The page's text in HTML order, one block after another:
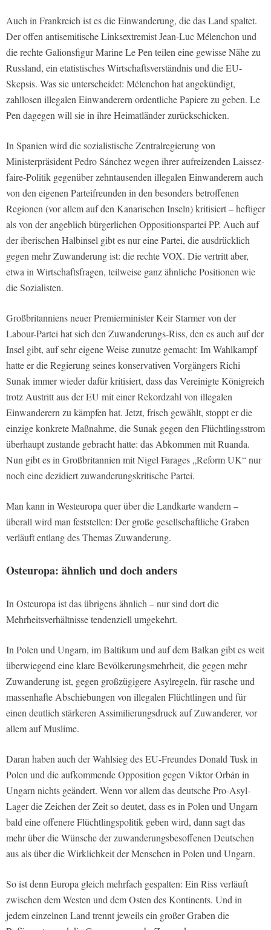
Auch in Frankreich ist es die Einwanderung, die das Land spaltet.
Der offen antisemitische Linksextremist Jean-Luc Mélenchon und
die rechte Galionsfigur Marine Le Pen teilen eine gewisse Nähe zu
Russland, ein etatistisches Wirtschaftsverständnis und die EU-
Skepsis. Was sie unterscheidet: Mélenchon hat angekündigt,
zahllosen illegalen Einwanderern ordentliche Papiere zu geben. Le
Pen dagegen will sie in ihre Heimatländer zurückschicken.
In Spanien wird die sozialistische Zentralregierung von
Ministerpräsident Pedro Sánchez wegen ihrer aufreizenden Laissez-
faire-Politik gegenüber zehntausenden illegalen Einwanderern auch
von den eigenen Parteifreunden in den besonders betroffenen
Regionen (vor allem auf den Kanarischen Inseln) kritisiert – heftiger
als von der angeblich bürgerlichen Oppositionspartei PP. Auch auf
der iberischen Halbinsel gibt es nur eine Partei, die ausdrücklich
gegen mehr Zuwanderung ist: die rechte VOX. Die vertritt aber,
etwa in Wirtschaftsfragen, teilweise ganz ähnliche Positionen wie
die Sozialisten.
Großbritanniens neuer Premierminister Keir Starmer von der
Labour-Partei hat sich den Zuwanderungs-Riss, den es auch auf der
Insel gibt, auf sehr eigene Weise zunutze gemacht: Im Wahlkampf
hatte er die Regierung seines konservativen Vorgängers Richi
Sunak immer wieder dafür kritisiert, dass das Vereinigte Königreich
trotz Austritt aus der EU mit einer Rekordzahl von illegalen
Einwanderern zu kämpfen hat. Jetzt, frisch gewählt, stoppt er die
einzige konkrete Maßnahme, die Sunak gegen den Flüchtlingsstrom
überhaupt zustande gebracht hatte: das Abkommen mit Ruanda.
Nun gibt es in Großbritannien mit Nigel Farages „Reform UK“ nur
noch eine dezidiert zuwanderungskritische Partei.
Man kann in Westeuropa quer über die Landkarte wandern –
überall wird man feststellen: Der große gesellschaftliche Graben
verläuft entlang des Themas Zuwanderung.
Osteuropa: ähnlich und doch anders
In Osteuropa ist das übrigens ähnlich – nur sind dort die
Mehrheitsverhältnisse tendenziell umgekehrt.
In Polen und Ungarn, im Baltikum und auf dem Balkan gibt es weit
überwiegend eine klare Bevölkerungsmehrheit, die gegen mehr
Zuwanderung ist, gegen großzügigere Asylregeln, für rasche und
massenhafte Abschiebungen von illegalen Flüchtlingen und für
einen deutlich stärkeren Assimilierungsdruck auf Zuwanderer, vor
allem auf Muslime.
Daran haben auch der Wahlsieg des EU-Freundes Donald Tusk in
Polen und die aufkommende Opposition gegen Viktor Orbán in
Ungarn nichts geändert. Wenn vor allem das deutsche Pro-Asyl-
Lager die Zeichen der Zeit so deutet, dass es in Polen und Ungarn
bald eine offenere Flüchtlingspolitik geben wird, dann sagt das
mehr über die Wünsche der zuwanderungsbesoffenen Deutschen
aus als über die Wirklichkeit der Menschen in Polen und Ungarn.
So ist denn Europa gleich mehrfach gespalten: Ein Riss verläuft
zwischen dem Westen und dem Osten des Kontinents. Und in
jedem einzelnen Land trennt jeweils ein großer Graben die